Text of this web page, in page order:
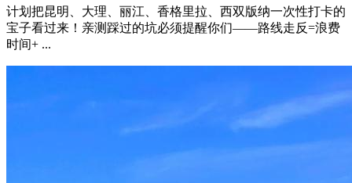
计划把昆明、大理、丽江、香格里拉、西双版纳一次性打卡的
宝子看过来！亲测踩过的坑必须提醒你们——路线走反=浪费
时间+ ...